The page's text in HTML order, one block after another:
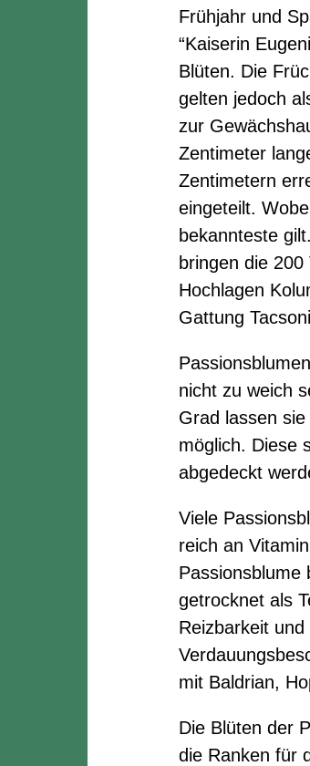
Frühjahr und
“Kaiserin
Blüten. Die
gelten jedoch
zur
Zentimeter
Zentimetern
eingeteilt.
bekannteste
bringen die
Hochlagen
Gattung
nicht zu weich
Grad lassen
möglich. Diese
abgedeckt
Viele
reich an
Passionsblume
getrocknet als
Reizbarkeit
mit Baldrian,
Die Blüten der
die Ranken für